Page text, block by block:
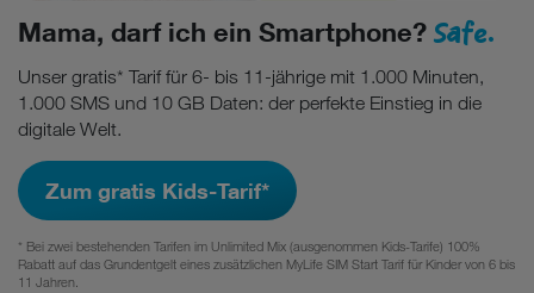
Mama, darf ich ein Smartphone? Safe.
Unser gratis* Tarif für 6- bis 11-jährige mit 1.000 Minuten,
1.000 SMS und 10 GB Daten: der perfekte Einstieg in die
digitale Welt.
Zum gratis Kids-Tarif*
* Bei zwei bestehenden Tarifen im Unlimited Mix (ausgenommen Kids-Tarife) 100%
Rabatt auf das Grundentgelt eines zusätzlichen MyLife SIM Start Tarif für Kinder von 6 bis
11 Jahren.